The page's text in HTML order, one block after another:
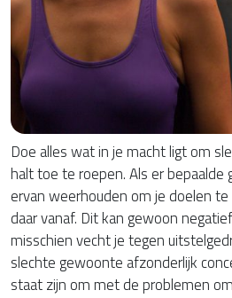
Doe alles wat in je macht ligt om
halt toe te roepen. Als er bepaalde
ervan weerhouden om je doelen
daar vanaf. Dit kan gewoon
misschien vecht je tegen
slechte gewoonte afzonderlijk
staat zijn om met de problemen